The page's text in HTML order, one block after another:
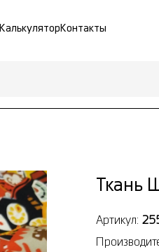
Калькулятор Контакты
Ткань
Артикул: